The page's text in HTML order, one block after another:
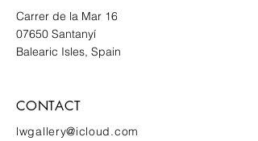
Carrer de la Mar 16
07650 Santanyí
Balearic Isles, Spain
CONTACT
lwgallery@icloud.com